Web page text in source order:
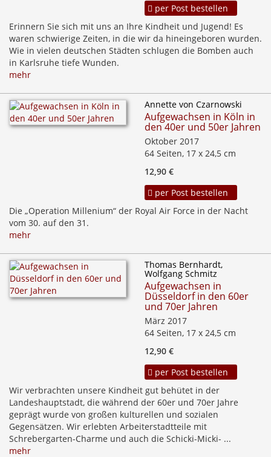
per Post bestellen
Erinnern Sie sich mit uns an Ihre Kindheit und Jugend! Es
waren schwierige Zeiten, in die wir da hineingeboren wurden.
Wie in vielen deutschen Städten schlugen die Bomben auch
in Karlsruhe tiefe Wunden.
mehr
Annette von Czarnowski
Aufgewachsen in Köln in
den 40er und 50er Jahren
Oktober 2017
64 Seiten, 17 x 24,5 cm
12,90 €
per Post bestellen
Die „Operation Millenium“ der Royal Air Force in der Nacht
vom 30. auf den 31.
mehr
Thomas Bernhardt,
Wolfgang Schmitz
Aufgewachsen in
Düsseldorf in den 60er
und 70er Jahren
März 2017
64 Seiten, 17 x 24,5 cm
12,90 €
per Post bestellen
Wir verbrachten unsere Kindheit gut behütet in der
Landeshauptstadt, die während der 60er und 70er Jahre
geprägt wurde von großen kulturellen und sozialen
Gegensätzen. Wir erlebten Arbeiterstadtteile mit
Schrebergarten-Charme und auch die Schicki-Micki- ...
mehr